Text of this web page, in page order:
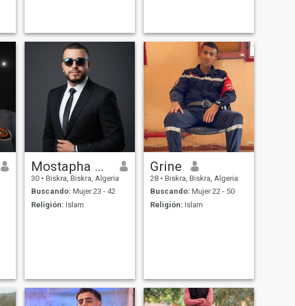
Mostapha mabrouki
30 • Biskra, Biskra, Algeria
Buscando: Mujer 23 - 42
Religión: Islam
Grine
28 • Biskra, Biskra, Algeria
Buscando: Mujer 22 - 50
Religión: Islam